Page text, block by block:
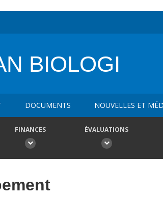
BIOLOGI
DOCUMENTS NOUVELLES ET
FINANCES ÉVALUATIONS